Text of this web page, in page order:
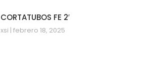
CORTATUBOS FE 2′
xsi febrero 18, 2025